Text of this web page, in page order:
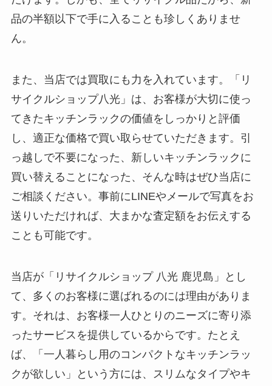
品の半額以下で手に入ることも珍しくありませ
ん。
また、当店では買取にも力を入れています。「リ
サイクルショップ八光」は、お客様が大切に使っ
てきたキッチンラックの価値をしっかりと評価
し、適正な価格で買い取らせていただきます。引
っ越しで不要になった、新しいキッチンラックに
買い替えることになった、そんな時はぜひ当店に
ご相談ください。事前にLINEやメールで写真をお
送りいただければ、大まかな査定額をお伝えする
ことも可能です。
当店が「リサイクルショップ 八光 鹿児島」とし
て、多くのお客様に選ばれるのには理由がありま
す。それは、お客様一人ひとりのニーズに寄り添
ったサービスを提供しているからです。たとえ
ば、「一人暮らし用のコンパクトなキッチンラッ
クが欲しい」という方には、スリムなタイプやキ